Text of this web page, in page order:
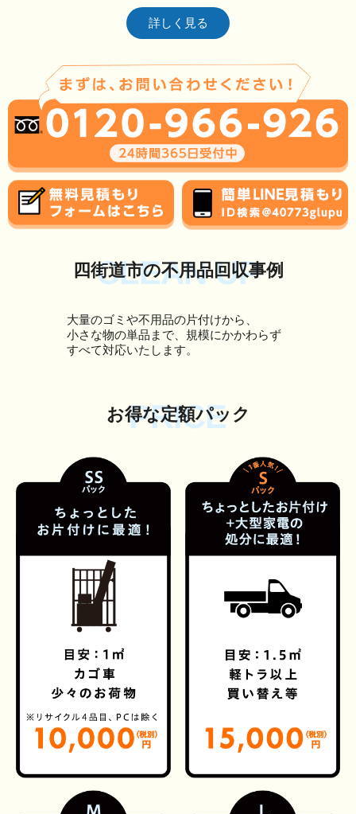
詳しく見る
CLEAN UP
四街道市の不用品回収事例
大量のゴミや不用品の片付けから、
小さな物の単品まで、規模にかかわらず
すべて対応いたします。
PRICE
お得な定額パック